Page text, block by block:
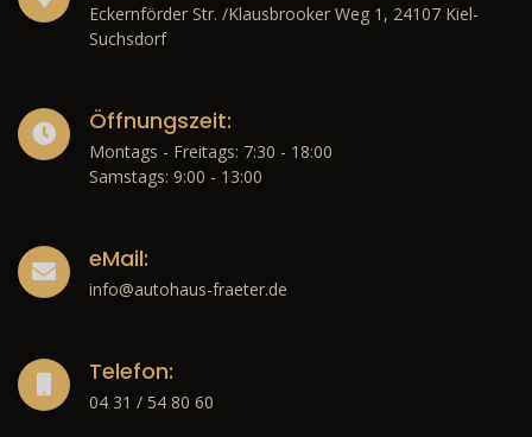
Eckernförder Str. /Klausbrooker Weg 1, 24107 Kiel-
Suchsdorf
Öffnungszeit:
Montags - Freitags: 7:30 - 18:00
Samstags: 9:00 - 13:00
eMail:
info@autohaus-fraeter.de
Telefon:
04 31 / 54 80 60